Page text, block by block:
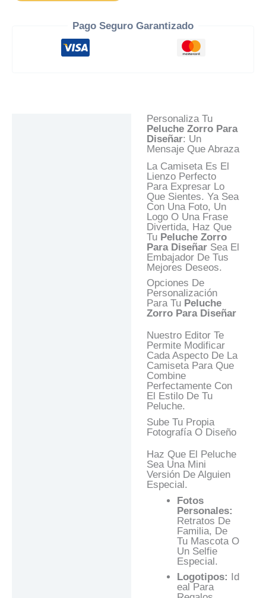
Pago Seguro Garantizado
Personaliza Tu
Peluche Zorro Para
Diseñar: Un
Mensaje Que Abraza
La Camiseta Es El
Lienzo Perfecto
Para Expresar Lo
Que Sientes. Ya Sea
Con Una Foto, Un
Logo O Una Frase
Divertida, Haz Que
Tu Peluche Zorro
Para DiseñarSea El
Embajador De Tus
Mejores Deseos.
Opciones De
Personalización
Para Tu Peluche
Zorro Para Diseñar
Nuestro Editor Te
Permite Modificar
Cada Aspecto De La
Camiseta Para Que
Combine
Perfectamente Con
El Estilo De Tu
Peluche.
Sube Tu Propia
Fotografía O Diseño
Haz Que El Peluche
Sea Una Mini
Versión De Alguien
Especial.
Fotos
Personales:
Retratos De
Familia, De
Tu Mascota O
Un Selfie
Especial.
Logotipos: Id
Eal Para